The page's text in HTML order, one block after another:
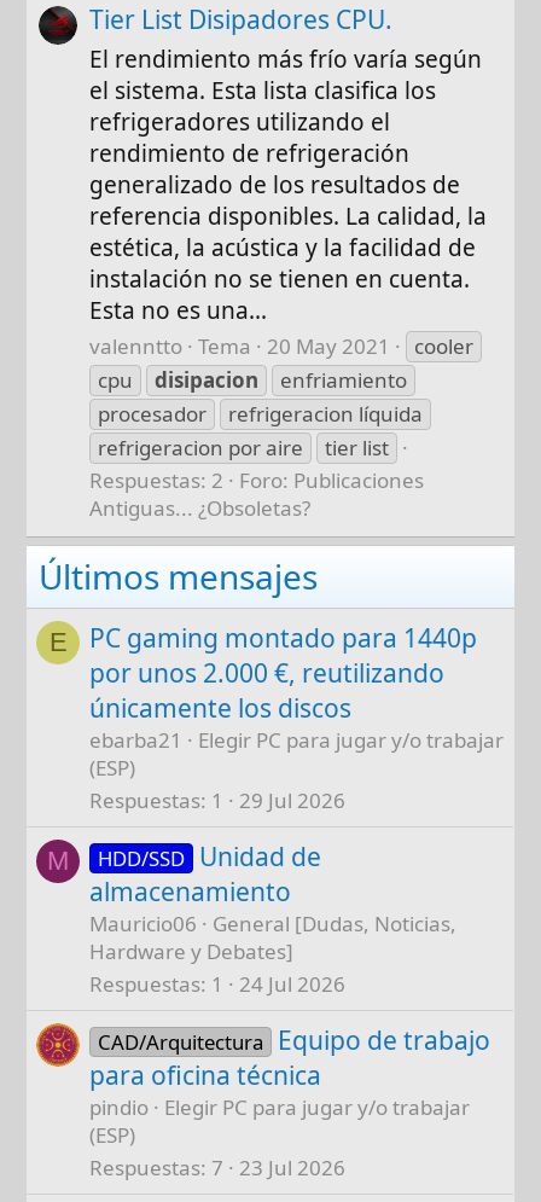
Tier List Disipadores CPU.
El rendimiento más frío varía según
el sistema. Esta lista clasifica los
refrigeradores utilizando el
rendimiento de refrigeración
generalizado de los resultados de
referencia disponibles. La calidad, la
estética, la acústica y la facilidad de
instalación no se tienen en cuenta.
Esta no es una...
valenntto Tema 20 May 2021
cooler
cpu
disipacion
enfriamiento
procesador
refrigeracion líquida
refrigeracion por aire
tier list
Respuestas: 2
Foro: Publicaciones
Antiguas... ¿Obsoletas?
Últimos mensajes
E
PC gaming montado para 1440p
por unos 2.000 €, reutilizando
únicamente los discos
ebarba21
Elegir PC para jugar y/o trabajar
(ESP)
Respuestas 1 29 Jul 2026
M HDD/SSD Unidad de
almacenamiento
Mauricio06
General [Dudas, Noticias,
Hardware y Debates]
Respuestas 1 24 Jul 2026
CAD/Arquitectura
Equipo de trabajo
para oficina técnica
pindio
Elegir PC para jugar y/o trabajar
(ESP)
Respuestas 7 23 Jul 2026